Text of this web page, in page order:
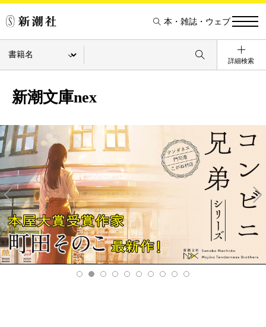
本・雑誌・ウェブ
詳細検索
新潮文庫nex
Pre
v
xt